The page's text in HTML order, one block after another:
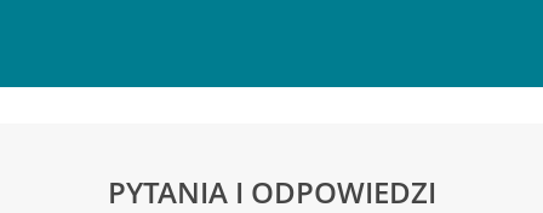
PYTANIA I ODPOWIEDZI